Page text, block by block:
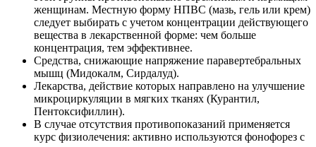
женщинам. Местную форму НПВС (мазь, гель или крем)
следует выбирать с учетом концентрации действующего
вещества в лекарственной форме: чем больше
концентрация, тем эффективнее.
Средства, снижающие напряжение паравертебральных
мышц (Мидокалм, Сирдалуд).
Лекарства, действие которых направлено на улучшение
микроциркуляции в мягких тканях (Курантил,
Пентоксифиллин).
В случае отсутствия противопоказаний применяется
курс физиолечения: активно используются фонофорез с